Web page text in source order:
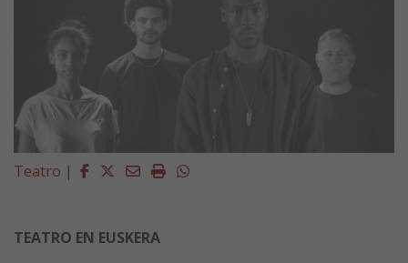
Teatro | Facebook
Twitter
EmailImprimirWhatsapp
TEATRO EN EUSKERA